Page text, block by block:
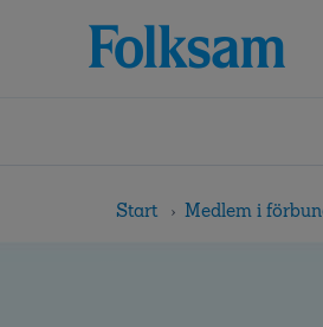
navigation
Start Medlem i